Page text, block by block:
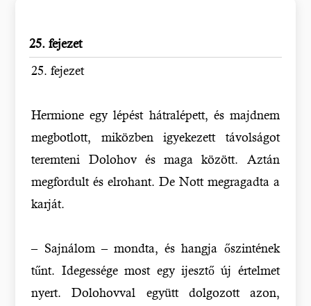
25. fejezet
25. fejezet
Hermione egy lépést hátralépett, és majdnem
megbotlott, miközben igyekezett távolságot
teremteni Dolohov és maga között. Aztán
megfordult és elrohant. De Nott megragadta a
karját.
– Sajnálom – mondta, és hangja őszintének
tűnt. Idegessége most egy ijesztő új értelmet
nyert. Dolohovval együtt dolgozott azon,